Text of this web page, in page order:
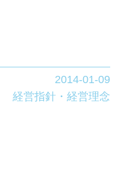
2014-01-09
経営指針・経営理念